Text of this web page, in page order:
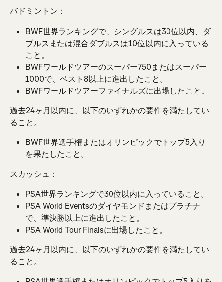
バドミントン：
BWF世界ランキングで、シングルスは30位以内、ダ
ブルスまたは混合ダブルスは10位以内に入っている
こと。
BWFワールドツアーのスーパー750またはスーパー
1000で、ベスト8以上に進出したこと。
BWFワールドツアーファイナルズに出場したこと。
過去24ヶ月以内に、以下のいずれかの要件を満たしてい
ること。
BWF世界選手権またはオリンピックでトップ5入り
を果たしたこと。
スカッシュ：
PSA世界ランキングで30位以内に入っていること。
PSA World Eventsのダイヤモンドまたはプラチナ
で、準決勝以上に進出したこと。
PSA World Tour Finalsに出場したこと。
過去24ヶ月以内に、以下のいずれかの要件を満たしてい
ること。